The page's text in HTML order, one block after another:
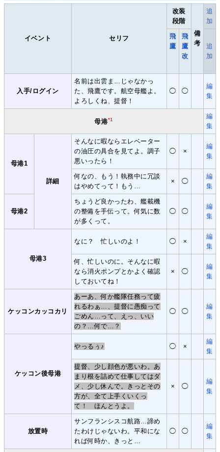
イベント セリフ
改装
段階
備
考
追
加
飛
鷹
飛
鷹
改
追
加
入手/ログイン
名前は出雲ま…じゃなかっ
た、飛鷹です。航空母艦よ。
よろしくね、提督！
◯ ◯
編
集
母港*1
編
集
母港1
詳細
そんなに暇ならエレベーター
の油圧の具合を見てよ。調子
悪いったら！
◯ ×
編
集
何なの、もう！執務中に冗談
はやめてって！もう…
× ◯
編
集
母港2
ちょうど良かったわ、艦載機
の整備を手伝って。何気に数
が多くって。
◯ ◯
編
集
母港3
なに？ 忙しいのよ！ ◯ ×
編
集
何、忙しいのに。そんなに暇
なら消火ポンプとかよく確認
しておいてね！
× ◯
編
集
ケッコンカッコカリ
あーあ、何か艦隊任務って疲
れるわぁ…、提督に愚痴って
ごめん…って、えっ、いい
の？…何で…？
◯ ◯
編
集
ケッコン後母港
やっるぅ♪ ◯ ×
編
集
提督、少し顔色が悪いわ。あ
まり根を詰めて仕事してはダ
メ、少し休んで。きっとその
方が、全て上手くいくっ
て！ ほんとうよ。
× ◯
編
集
放置時
サンフランシスコ航路…諦め
たわけじゃないわ。平和にな
れば何時か、きっと…
◯ ◯
編
集